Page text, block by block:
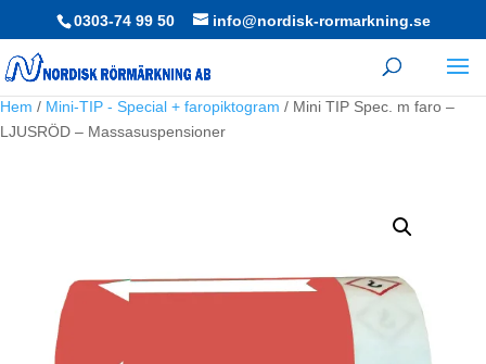
0303-74 99 50 info@nordisk-rormarkning.se
Hem / Mini-TIP - Special + faropiktogram / Mini TIP Spec. m faro –
LJUSRÖD – Massasuspensioner